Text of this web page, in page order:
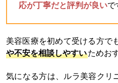
応が丁寧だと評判が良いで
美容医療を初めて受ける方で
や不安を相談しやすいためお
気になる方は、ルラ美容クリ